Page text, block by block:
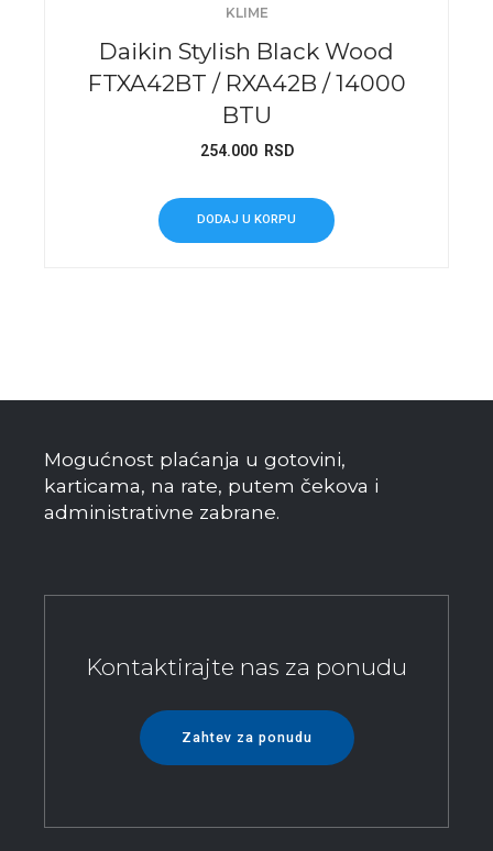
KLIME
Daikin Stylish Black Wood
FTXA42BT / RXA42B / 14000
BTU
254.000 RSD
DODAJ U KORPU
Mogućnost plaćanja u gotovini,
karticama, na rate, putem čekova i
administrativne zabrane.
Kontaktirajte nas za ponudu
Zahtev za ponudu